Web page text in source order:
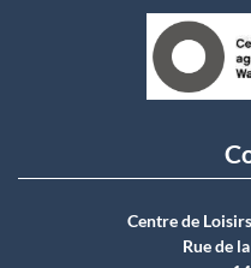
Centre de
Rue de